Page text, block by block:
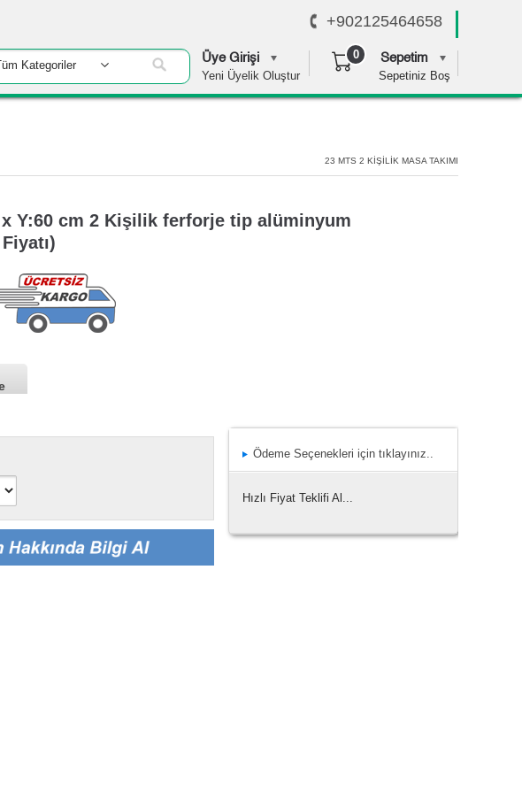
+902125464658
Kategoriler
Üye Girişi
Yeni Üyelik Oluştur
Sepetim
0
Sepetiniz Boş
0,00 TL
23 MTS 2 KİŞİLİK MASA TAKIMI
x Y:60 cm 2 Kişilik ferforje tip alüminyum
Ödeme Seçenekleri için tıklayınız..
Hızlı Fiyat Teklifi Al...